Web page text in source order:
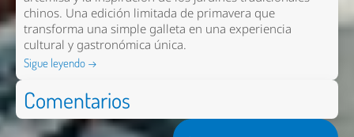
chinos. Una edición limitada de primavera que
transforma una simple galleta en una experiencia
cultural y gastronómica única.
Sigue leyendo →
Comentarios